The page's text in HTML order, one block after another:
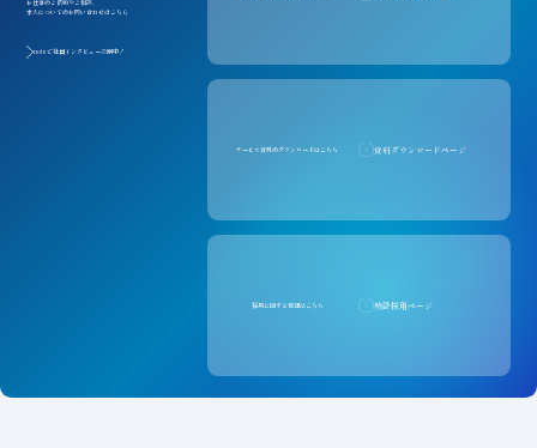
求人についてのお問い合わせはこちら
noteで社員インタビュー公開中！
サービス資料のダウンロードはこちら 資料ダウンロードページ
採用に関する情報はこちら 特設採用ページ